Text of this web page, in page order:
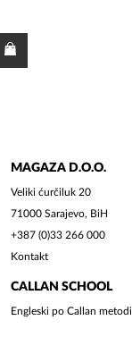
MAGAZA D.O.O.
Veliki ćurčiluk 20
71000 Sarajevo, BiH
+387 (0)33 266 000
Kontakt
CALLAN SCHOOL
Engleski po Callan metodi